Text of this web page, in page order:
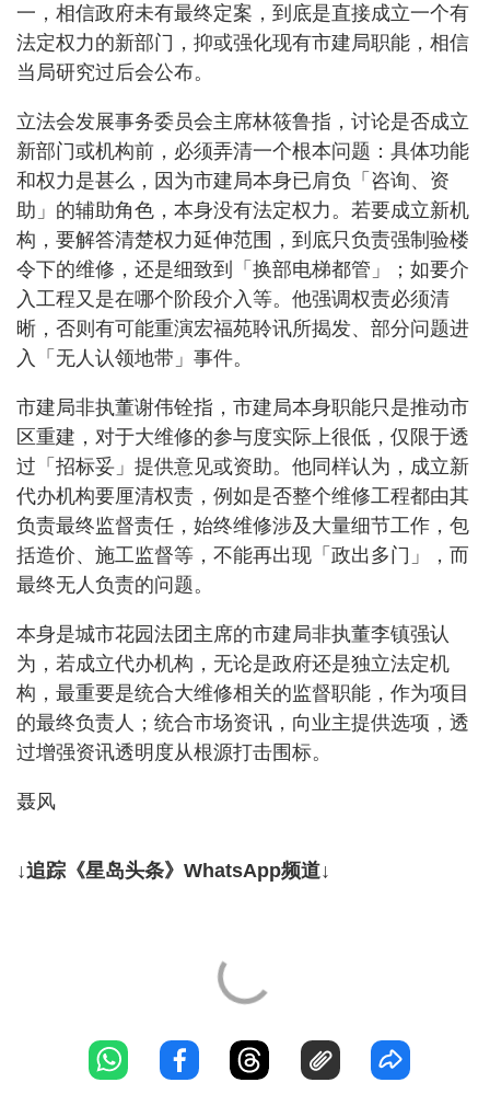
一，相信政府未有最终定案，到底是直接成立一个有
法定权力的新部门，抑或强化现有市建局职能，相信
当局研究过后会公布。
立法会发展事务委员会主席林筱鲁指，讨论是否成立
新部门或机构前，必须弄清一个根本问题：具体功能
和权力是甚么，因为市建局本身已肩负「咨询、资
助」的辅助角色，本身没有法定权力。若要成立新机
构，要解答清楚权力延伸范围，到底只负责强制验楼
令下的维修，还是细致到「换部电梯都管」；如要介
入工程又是在哪个阶段介入等。他强调权责必须清
晰，否则有可能重演宏福苑聆讯所揭发、部分问题进
入「无人认领地带」事件。
市建局非执董谢伟铨指，市建局本身职能只是推动市
区重建，对于大维修的参与度实际上很低，仅限于透
过「招标妥」提供意见或资助。他同样认为，成立新
代办机构要厘清权责，例如是否整个维修工程都由其
负责最终监督责任，始终维修涉及大量细节工作，包
括造价、施工监督等，不能再出现「政出多门」，而
最终无人负责的问题。
本身是城市花园法团主席的市建局非执董李镇强认
为，若成立代办机构，无论是政府还是独立法定机
构，最重要是统合大维修相关的监督职能，作为项目
的最终负责人；统合市场资讯，向业主提供选项，透
过增强资讯透明度从根源打击围标。
聂风
↓追踪《星岛头条》WhatsApp频道↓